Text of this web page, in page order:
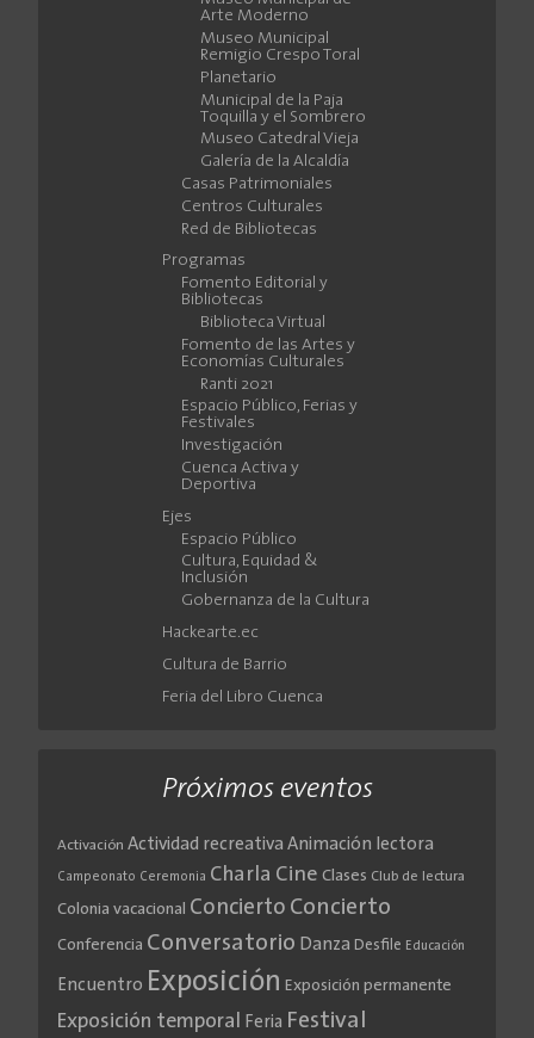
Arte Moderno
Museo Municipal
Remigio Crespo Toral
Planetario
Municipal de la Paja
Toquilla y el Sombrero
Museo Catedral Vieja
Galería de la Alcaldía
Casas Patrimoniales
Centros Culturales
Red de Bibliotecas
Programas
Fomento Editorial y
Bibliotecas
Biblioteca Virtual
Fomento de las Artes y
Economías Culturales
Ranti 2021
Espacio Público, Ferias y
Festivales
Investigación
Cuenca Activa y
Deportiva
Ejes
Espacio Público
Cultura, Equidad &
Inclusión
Gobernanza de la Cultura
Hackearte.ec
Cultura de Barrio
Feria del Libro Cuenca
Próximos eventos
Activación Actividad recreativa Animación lectora
Campeonato Ceremonia Charla Cine Clases Club de lectura
Colonia vacacional Concierto Concierto
Conferencia Conversatorio Danza Desfile Educación
Encuentro Exposición Exposición permanente
Exposición temporal Feria Festival